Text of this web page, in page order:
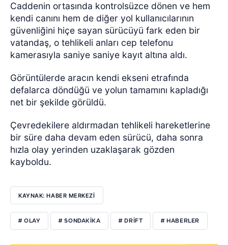
Caddenin ortasında kontrolsüzce dönen ve hem
kendi canını hem de diğer yol kullanıcılarının
güvenliğini hiçe sayan sürücüyü fark eden bir
vatandaş, o tehlikeli anları cep telefonu
kamerasıyla saniye saniye kayıt altına aldı.
Görüntülerde aracın kendi ekseni etrafında
defalarca döndüğü ve yolun tamamını kapladığı
net bir şekilde görüldü.
Çevredekilere aldırmadan tehlikeli hareketlerine
bir süre daha devam eden sürücü, daha sonra
hızla olay yerinden uzaklaşarak gözden
kayboldu.
KAYNAK: HABER MERKEZI
# OLAY # SONDAKİKA # DRİFT # HABERLER